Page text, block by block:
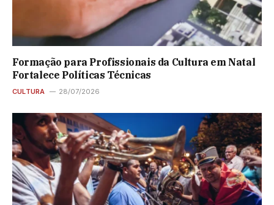
Formação para Profissionais da Cultura em Natal
Fortalece Políticas Técnicas
CULTURA 28/07/2026